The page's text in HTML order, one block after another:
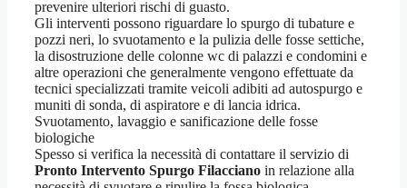
prevenire ulteriori rischi di guasto.
Gli interventi possono riguardare lo spurgo di tubature e
pozzi neri, lo svuotamento e la pulizia delle fosse settiche,
la disostruzione delle colonne wc di palazzi e condomini e
altre operazioni che generalmente vengono effettuate da
tecnici specializzati tramite veicoli adibiti ad autospurgo e
muniti di sonda, di aspiratore e di lancia idrica.
Svuotamento, lavaggio e sanificazione delle fosse
biologiche
Spesso si verifica la necessità di contattare il servizio di
Pronto Intervento Spurgo Filacciano in relazione alla